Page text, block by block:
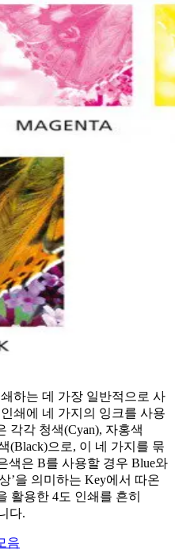
하는 데 가장 일반적으로 사
쇄에 네 가지의 잉크를 사용
각각 청색(Cyan), 자홍색
(Black)으로, 이 네 가지를 묶
색은 B를 사용할 경우 Blue와
’을 의미하는 Key에서 따온
활용한 4도 인쇄를 흔히
다.
음